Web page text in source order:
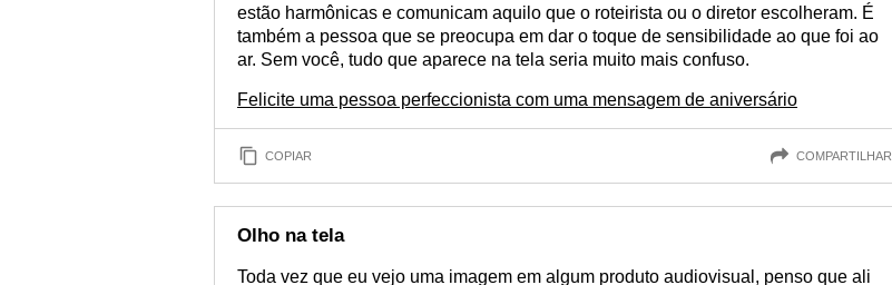
estão harmônicas e comunicam aquilo que o roteirista ou o diretor escolheram. É
também a pessoa que se preocupa em dar o toque de sensibilidade ao que foi ao
ar. Sem você, tudo que aparece na tela seria muito mais confuso.
Felicite uma pessoa perfeccionista com uma mensagem de aniversário
COPIAR COMPARTILHAR
Olho na tela
Toda vez que eu vejo uma imagem em algum produto audiovisual, penso que ali